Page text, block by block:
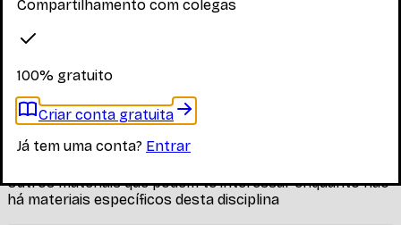
disciplina
Entrar
Materiais relacionados
Outros materiais que podem te interessar enquanto não
há materiais específicos desta disciplina
Compartilhamento com colegas
100% gratuito
Criar conta gratuita
Já tem uma conta? Entrar